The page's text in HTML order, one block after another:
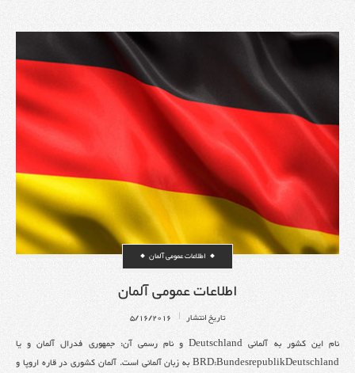
اطلاعات عمومی آلمان
اطلاعات عمومی آلمان
تاریخ انتشار 5/16/2016
نام این کشور به آلمانی Deutschland و نام رسمی آن: جمهوری فدرال آلمان و یا
BRD:BundesrepublikDeutschland به زبان آلمانی است. آلمان کشوری در قاره اروپا و